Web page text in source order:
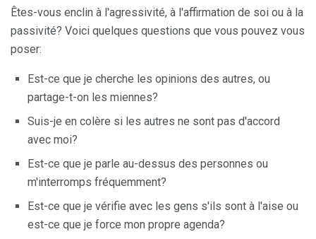
Êtes-vous enclin à l'agressivité, à l'affirmation de soi ou à la
passivité? Voici quelques questions que vous pouvez vous
poser:
Est-ce que je cherche les opinions des autres, ou
partage-t-on les miennes?
Suis-je en colère si les autres ne sont pas d'accord
avec moi?
Est-ce que je parle au-dessus des personnes ou
m'interromps fréquemment?
Est-ce que je vérifie avec les gens s'ils sont à l'aise ou
est-ce que je force mon propre agenda?